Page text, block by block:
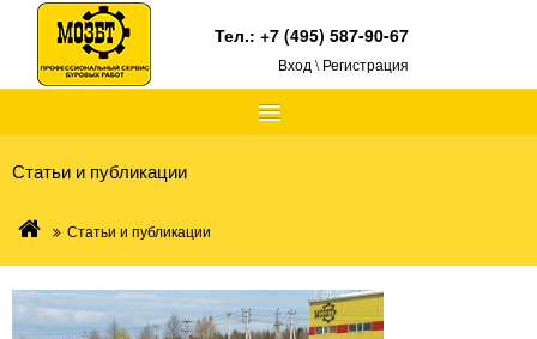
≡
Тел.:+7 (495) 587-90-67
Вход \ Регистрация
Статьи и публикации
Статьи и публикации